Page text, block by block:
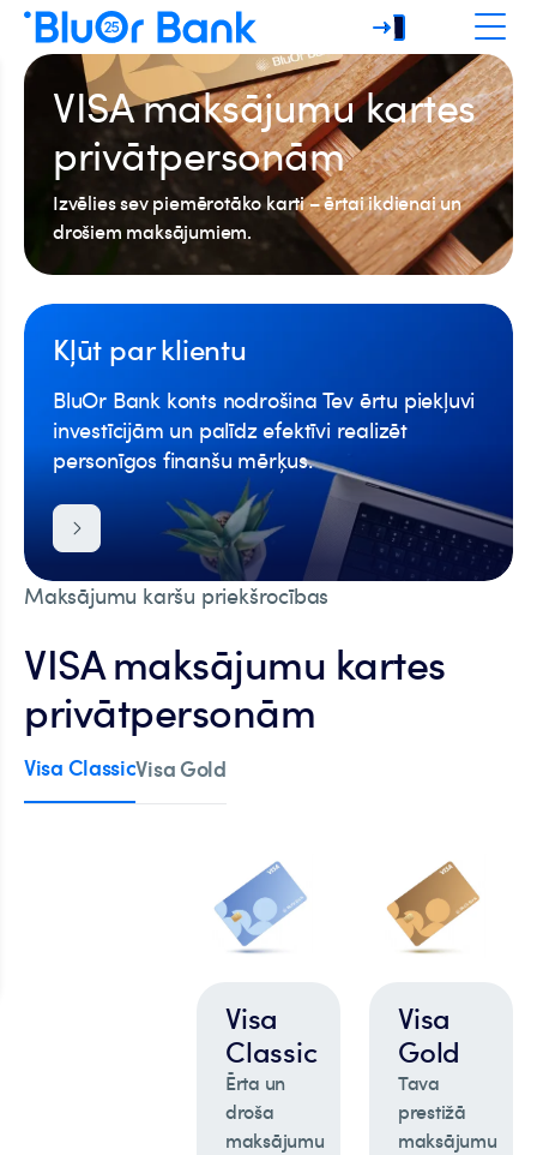
VISA maksājumu kartes
privātpersonām
Izvēlies sev piemērotāko karti – ērtai ikdienai un
drošiem maksājumiem.
Kļūt par klientu
BluOr Bank konts nodrošina Tev ērtu piekļuvi
investīcijām un palīdz efektīvi realizēt
personīgos finanšu mērķus.
Maksājumu karšu priekšrocības
VISA maksājumu kartes
privātpersonām
Visa ClassicVisa Gold
Visa
Classic
Ērta un
droša
maksājumu
Visa
Gold
Tava
prestižā
maksājumu